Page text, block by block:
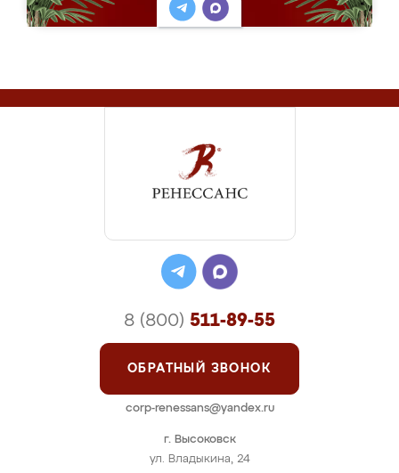
г. Высоковск
ул. Владыкина, 24
8 (800) 511-89-55
ОБРАТНЫЙ ЗВОНОК
corp-renessans@yandex.ru